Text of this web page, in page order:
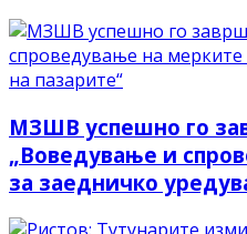
МЗШВ успешно го
„Воведување и
за заедничко